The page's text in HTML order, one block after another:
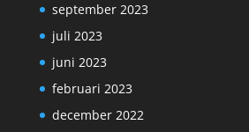
september 2023
juli 2023
juni 2023
februari 2023
december 2022